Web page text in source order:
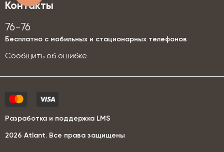
Контакты
76-76
Бесплатно с мобильных и стационарных телефонов
Сообщить об ошибке
2026 Аtlant. Все права защищены
Разработка и поддержка LMS